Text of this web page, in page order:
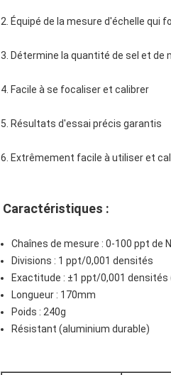
2. Équipé de la mesure d'échelle qui
3. Détermine la quantité de sel et
4. Facile à se focaliser et calibrer
5. Résultats d'essai précis garantis
6. Extrêmement facile à utiliser et
Caractéristiques :
Chaînes de mesure : 0-100 ppt de
Divisions : 1 ppt/0,001 densités
Exactitude : ±1 ppt/0,001 densités
Longueur : 170mm
Poids : 240g
Résistant (aluminium durable)